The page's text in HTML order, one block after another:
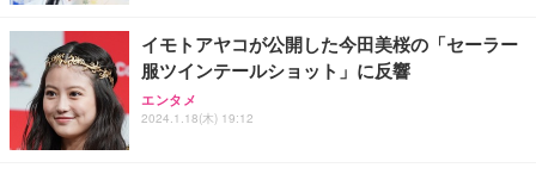
エレコム 充電器 40W 2ポート Type-C USB PD対応
PPS対応 GaN II採用 折りたたみ式プラグ ホワイト
EC-AC10640WH
お中元 ギフト 【TV紹介されました♪】 純系 名古屋
コーチン 燻製 4種 セット おつまみ お取り寄せグル
メ 100％国産 高級 地鶏 お肉 ハム ソーセージ 冷凍
エレコム モニター台 モニタースタンド ディスプレ
イ 台 ~27インチディスプレイ フルキーボード収納可
能 幅520×奥行260×高さ80mm 耐荷重:10kg ブラッ
イモトアヤコが公開した今田美桜の「セーラー
服ツインテールショット」に反響
エンタメ
2024.1.18(木) 19:12